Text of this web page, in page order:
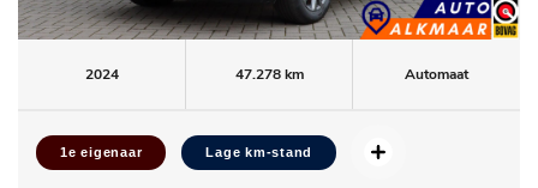
2024 47.278 km Automaat
1e eigenaar Lage km-stand